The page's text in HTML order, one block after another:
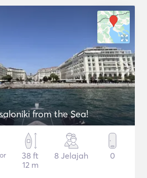
from the Sea!
38 ft
12 m
8 Jelajah 0